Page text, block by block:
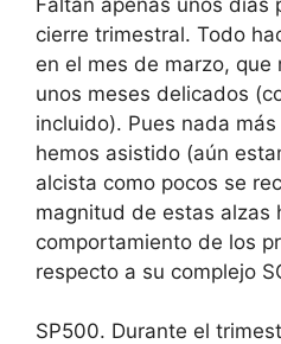
cierre trimestral. Todo
en el mes de marzo, que
unos meses delicados
incluido). Pues nada
hemos asistido (aún
alcista como pocos se
magnitud de estas alzas
comportamiento de los
respecto a su complejo
SP500. Durante el